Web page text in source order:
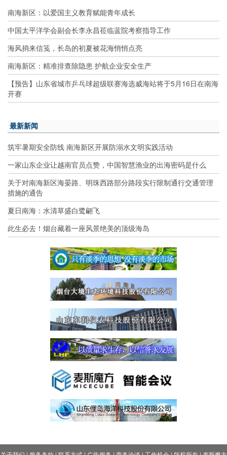
南海新区：以爱国主义教育赋能青年成长
中国太平洋学会副会长李永昌莅临蓝院考察指导工作
海风捎来信笺，长岛的初夏被花海悄悄点亮
南海新区：精准排查除隐患 护航企业安全生产
【预告】山东省城市乒乓球超级联赛海选威海站将于5月16日在南海
开赛
最新新闻
筑牢暑期安全防线 南海新区开展防溺水文明实践活动
一家山东企业让越南官员点赞，中国智慧渔业的出海密码是什么
关于对南海新区海晏路、明珠西路部分路段实行限制通行交通管理
措施的通告
夏日南海：水清草盛白鹭翩飞
此生必去！烟台藏着一座风景绝美的顶级海岛